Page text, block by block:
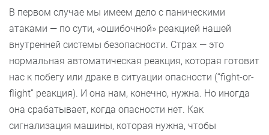
В первом случае мы имеем дело с паническими
атаками — по сути, «ошибочной» реакцией нашей
внутренней системы безопасности. Страх — это
нормальная автоматическая реакция, которая готовит
нас к побегу или драке в ситуации опасности (“fight-or-
flight” реакция). И она нам, конечно, нужна. Но иногда
она срабатывает, когда опасности нет. Как
сигнализация машины, которая нужна, чтобы